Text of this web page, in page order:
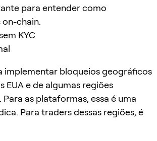
para entender como
on-chain.
KYC
implementar bloqueios geográficos
e de algumas regiões
as plataformas, essa é uma
Para traders dessas regiões, é